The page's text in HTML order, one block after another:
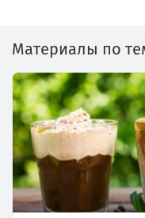
Материалы по